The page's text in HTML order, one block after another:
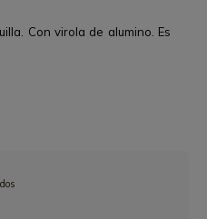
Con virola de alumino. Es